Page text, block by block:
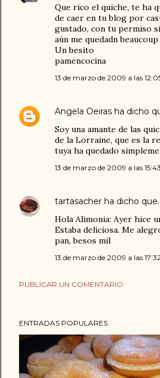
Que rico el quiche, te ha
de caer en tu blog por
gustado, con tu permiso
aún me quedadn
Un besito
pamencocina
13 de marzo de 2009 a las
Angela Oeiras ha dicho
Soy una amante de las
de la Lorraine, que es la
tuya ha quedado
13 de marzo de 2009 a las 15:43
tartasacher ha dicho
Hola Alimonia: Ayer hice
Estaba deliciosa. Me
pan, besos mil
13 de marzo de 2009 a las
PUBLICAR UN COMENTARIO
ENTRADAS POPULARES